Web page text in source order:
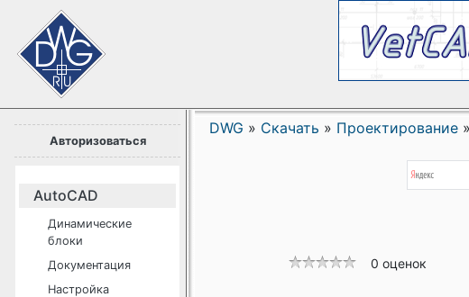
Авторизоваться
AutoCAD
Динамические
блоки
Документация
Настройка
DWG » Скачать » Проектирование »
0 оценок